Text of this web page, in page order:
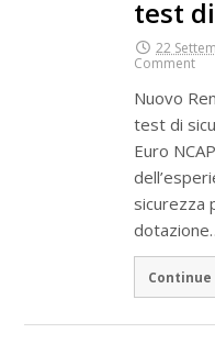
test
22
Comment
Nuovo
test di
Euro
sicurezza
Continue